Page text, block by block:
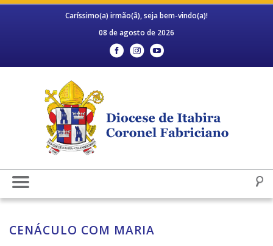
Caríssimo(a) irmão(ã), seja bem-vindo(a)!
08 de agosto de 2026
CENÁCULO COM MARIA